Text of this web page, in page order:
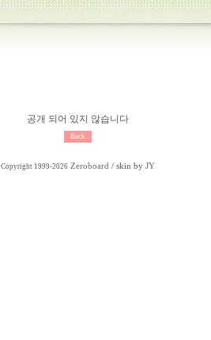
공개 되어 있지 않습니다
Copyright 1999-2026 Zeroboard / skin by JY